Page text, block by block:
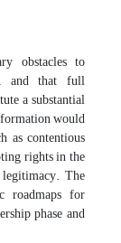
obstacles to
and that full
a substantial
would
as contentious
rights in the
The
roadmaps for
phase and